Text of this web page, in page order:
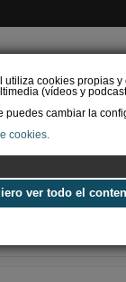
utiliza cookies propias
(vídeos y
puedes cambiar la
cookies.
ver todo el
RENOVABLES
Universo
año, muchos